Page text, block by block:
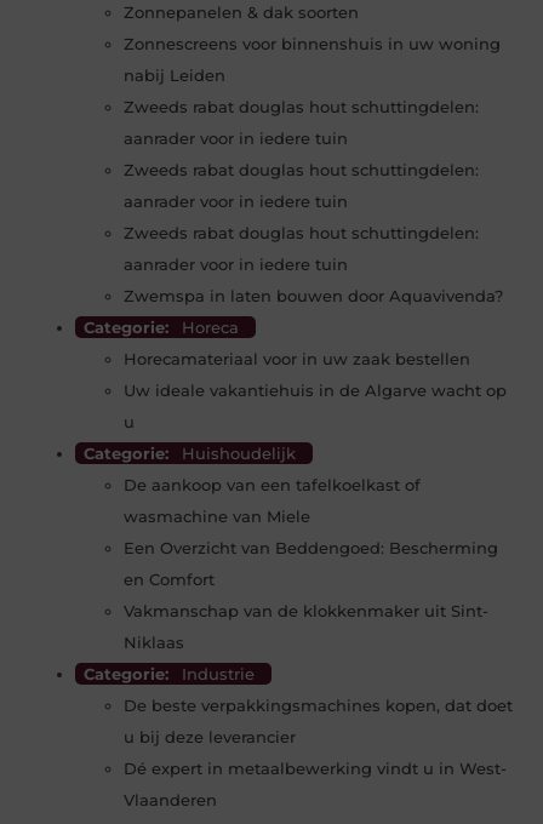
Zonnepanelen & dak soorten
Zonnescreens voor binnenshuis in uw woning
nabij Leiden
Zweeds rabat douglas hout schuttingdelen:
aanrader voor in iedere tuin
Zweeds rabat douglas hout schuttingdelen:
aanrader voor in iedere tuin
Zweeds rabat douglas hout schuttingdelen:
aanrader voor in iedere tuin
Zwemspa in laten bouwen door Aquavivenda?
Categorie:
Horeca
Horecamateriaal voor in uw zaak bestellen
Uw ideale vakantiehuis in de Algarve wacht op
u
Categorie:
Huishoudelijk
De aankoop van een tafelkoelkast of
wasmachine van Miele
Een Overzicht van Beddengoed: Bescherming
en Comfort
Vakmanschap van de klokkenmaker uit Sint-
Niklaas
Categorie:
Industrie
De beste verpakkingsmachines kopen, dat doet
u bij deze leverancier
Dé expert in metaalbewerking vindt u in West-
Vlaanderen